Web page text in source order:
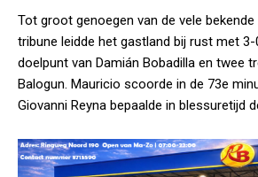
Tot groot genoegen van de vele
tribune leidde het gastland bij rust met 3-
doelpunt van Damián Bobadilla en twee
Balogun. Mauricio scoorde in de 73e
Giovanni Reyna bepaalde in blessuretijd